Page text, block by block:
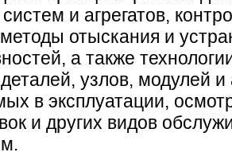
и агрегатов,
отыскания и
а также
узлов, модулей и
в эксплуатации,
и других видов